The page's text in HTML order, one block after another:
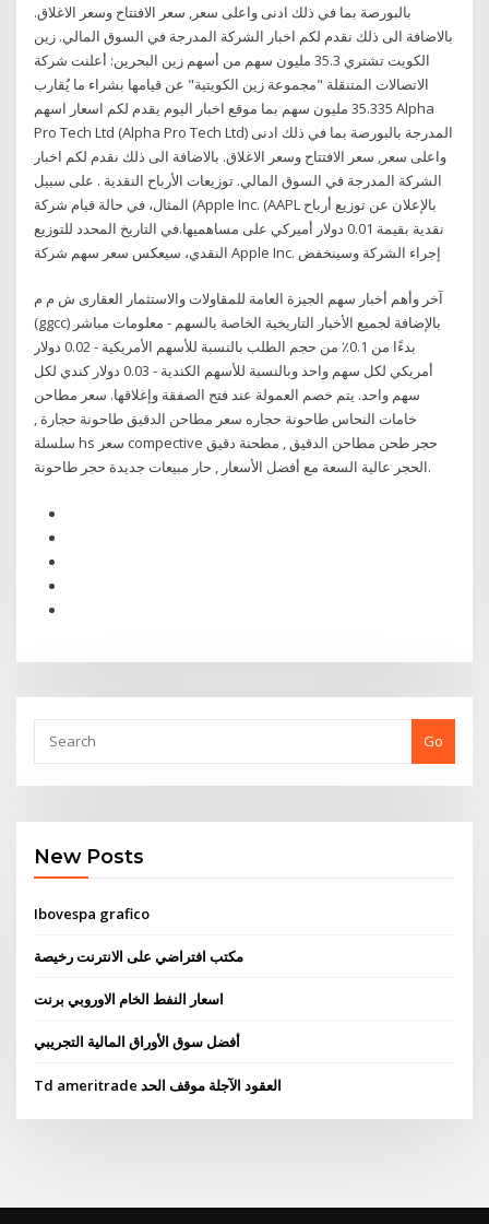
بالبورصة بما في ذلك ادنى واعلى سعر, سعر الافتتاح وسعر الاغلاق.
بالاضافة الى ذلك نقدم لكم اخبار الشركة المدرجة في السوق المالي. زين
الكويت تشتري 35.3 مليون سهم من أسهم زين البحرين: أعلنت شركة
الاتصالات المتنقلة "مجموعة زين الكويتية" عن قيامها بشراء ما يُقارب
35.335 مليون سهم بما موقع اخبار اليوم يقدم لكم اسعار اسهم Alpha
Pro Tech Ltd (Alpha Pro Tech Ltd) المدرجة بالبورصة بما في ذلك ادنى
واعلى سعر, سعر الافتتاح وسعر الاغلاق. بالاضافة الى ذلك نقدم لكم اخبار
الشركة المدرجة في السوق المالي. توزيعات الأرباح النقدية . على سبيل
المثال، في حالة قيام شركة (Apple Inc. (AAPL بالإعلان عن توزيع أرباح
نقدية بقيمة 0.01 دولار أميركي على مساهميها.في التاريخ المحدد للتوزيع
النقدي، سيعكس سعر سهم شركة Apple Inc. إجراء الشركة وسينخفض
آخر وأهم أخبار سهم الجيزة العامة للمقاولات والاستثمار العقارى ش م م
(ggcc) بالإضافة لجميع الأخبار التاريخية الخاصة بالسهم - معلومات مباشر
بدءًا من 0.1٪ من حجم الطلب بالنسبة للأسهم الأمريكية - 0.02 دولار
أمريكي لكل سهم واحد وبالنسبة للأسهم الكندية - 0.03 دولار كندي لكل
سهم واحد. يتم خصم العمولة عند فتح الصفقة وإغلاقها. سعر مطاحن
خامات النحاس طاحونة حجاره سعر مطاحن الدقيق طاحونة حجارة ,
سلسلة hs سعر compective حجر طحن مطاحن الدقيق , مطحنة دقيق
الحجر عالية السعة مع أفضل الأسعار , حار مبيعات جديدة حجر طاحونة.
Go
New Posts
Ibovespa grafico
مكتب افتراضي على الانترنت رخيصة
اسعار النفط الخام الاوروبي برنت
أفضل سوق الأوراق المالية التجريبي
Td ameritrade العقود الآجلة موقف الحد